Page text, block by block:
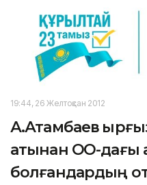
19:44, 26 Желтоқсан 2012
А.Атамбаев
атынан ОҚО-дағы
болғандардың